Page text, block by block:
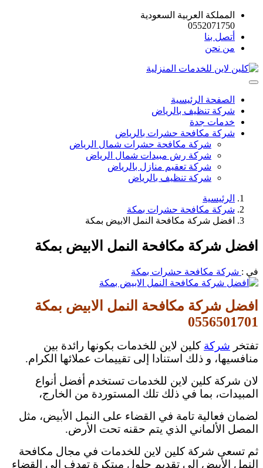
المملكة العربية السعودية
0552071750
أتصل بنا
من نحن
الصفحة الرئيسية
شركة تنظيف بالرياض
خدمات جدة
شركة مكافحة حشرات بالرياض
شركة مكافحة حشرات شمال الرياض
شركة رش مبيدات شمال الرياض
شركة تعقيم منازل بالرياض
شركة تنظيف بالرياض
الرئيسية
شركة مكافحة حشرات بمكة
افضل شركة مكافحة النمل الابيض بمكة
افضل شركة مكافحة النمل الابيض بمكة
في : شركة مكافحة حشرات بمكة
افضل شركة مكافحة النمل الابيض بمكة
0556501701
تفتخر شركة كلين لاين للخدمات بكونها رائدة بين
منافسيها، و ذلك استنادا إلى تقييمات عملائها الكرام.
لان شركة كلين لاين للخدمات تستخدم أفضل أنواع
المبيدات، بما في ذلك تلك المستوردة من الخارج،
لضمان فعالية تامة في القضاء على النمل الأبيض، مثل
المصل الألماني الذي يتم حقنه تحت الأرض.
ثم تسعى شركة كلين لاين للخدمات في مجال مكافحة
النمل الأبيض إلى تقديم حلول مبتكرة تهدف إلى القضاء